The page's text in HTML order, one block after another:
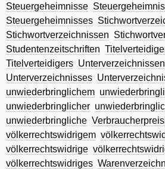
Steuergeheimnisse
Steuergeheimnisses
Stichwortverzeichnissen
Studentenzeitschriften
Titelverteidigers Unterverzeichnissen
Unterverzeichnisses
unwiederbringlichem
unwiederbringlicher
unwiederbringliche
völkerrechtswidrigem
völkerrechtswidrige
völkerrechtswidriges